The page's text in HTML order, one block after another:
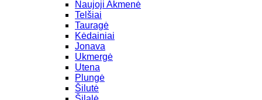
Naujoji Akmenė
Telšiai
Tauragė
Kėdainiai
Jonava
Ukmergė
Utena
Plungė
Šilutė